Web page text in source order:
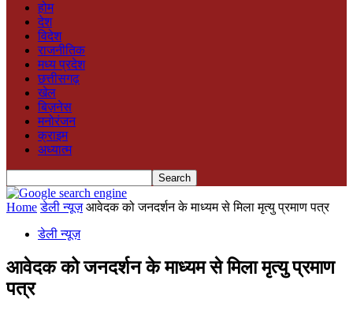
होम
देश
विदेश
राजनीतिक
मध्य प्रदेश
छत्तीसगढ़
खेल
बिज़नेस
मनोरंजन
क्राइम
अध्यात्म
Home डेली न्यूज़ आवेदक को जनदर्शन के माध्यम से मिला मृत्यु प्रमाण पत्र
डेली न्यूज़
आवेदक को जनदर्शन के माध्यम से मिला मृत्यु प्रमाण
पत्र